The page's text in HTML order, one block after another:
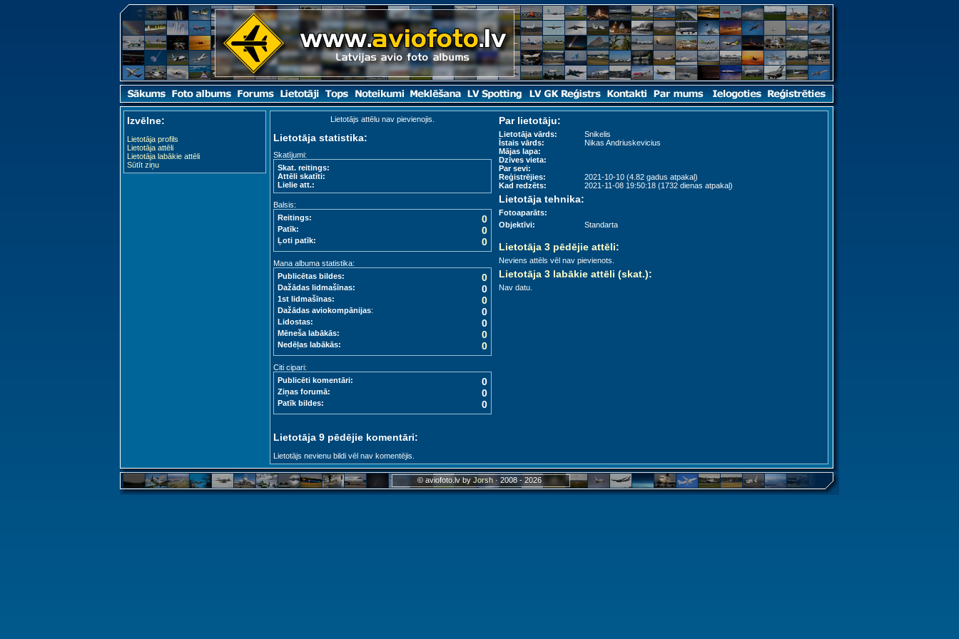
Izvēlne:
Lietotāja profils
Lietotāja attēli
Lietotāja labākie attēli
Sūtīt ziņu
Lietotājs attēlu nav pievienojis. Par lietotāju:
Lietotāja vārds:
Snikelis
Īstais vārds:
Nikas Andriuskevicius
Mājas lapa:
Dzīves vieta:
Par sevi:
Reģistrējies:
2021-10-10 (4.82 gadus atpakaļ)
Kad redzēts:
2021-11-08 19:50:18 (1732 dienas atpakaļ)
Lietotāja tehnika:
Fotoaparāts:
Objektīvi:
Standarta
Lietotāja 3 pēdējie attēli:
Neviens attēls vēl nav pievienots.
Lietotāja 3 labākie attēli (skat.):
Nav datu.
Lietotāja statistika:
Skatījumi:
Skat. reitings:
Attēli skatīti:
Lielie att.:
Balsis:
Reitings:
0
Patīk: 0
Ļoti patīk: 0
Mana albuma statistika:
Publicētas bildes:
0
Dažādas lidmašīnas: 0
1st lidmašīnas: 0
Dažādas aviokompānijas: 0
Lidostas: 0
Mēneša labākās: 0
Nedēļas labākās: 0
Citi cipari:
Publicēti komentāri:
0
Ziņas forumā: 0
Patīk bildes: 0
Lietotāja 9 pēdējie komentāri:
Lietotājs nevienu bildi vēl nav komentējis.
© aviofoto.lv byJorsh · 2008 - 2026